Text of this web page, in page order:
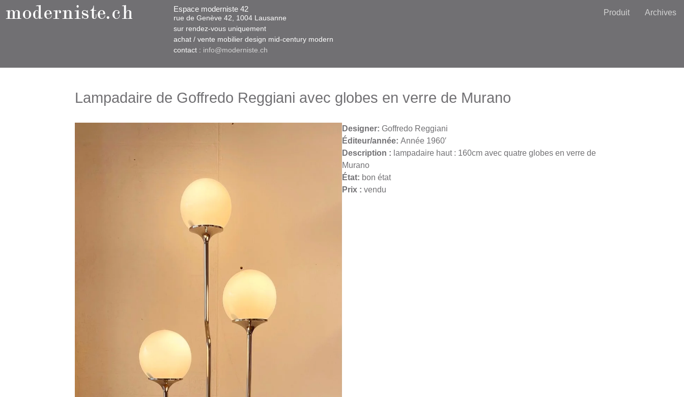
Espace moderniste 42
rue d​​​​e Genève 42, 1004 Lausanne​​
sur rendez-vous uniquement ​​​
​achat / vente mobilier design mid-century modern
contact : info@moderniste.ch
Produit Archives
Lampadaire de Goffredo Reggiani avec globes en verre de Murano
Designer: Goffredo Reggiani
Éditeur/année: Année 1960′
Description : lampadaire haut : 160cm avec quatre globes en verre de
Murano
État: bon état
Prix : vendu